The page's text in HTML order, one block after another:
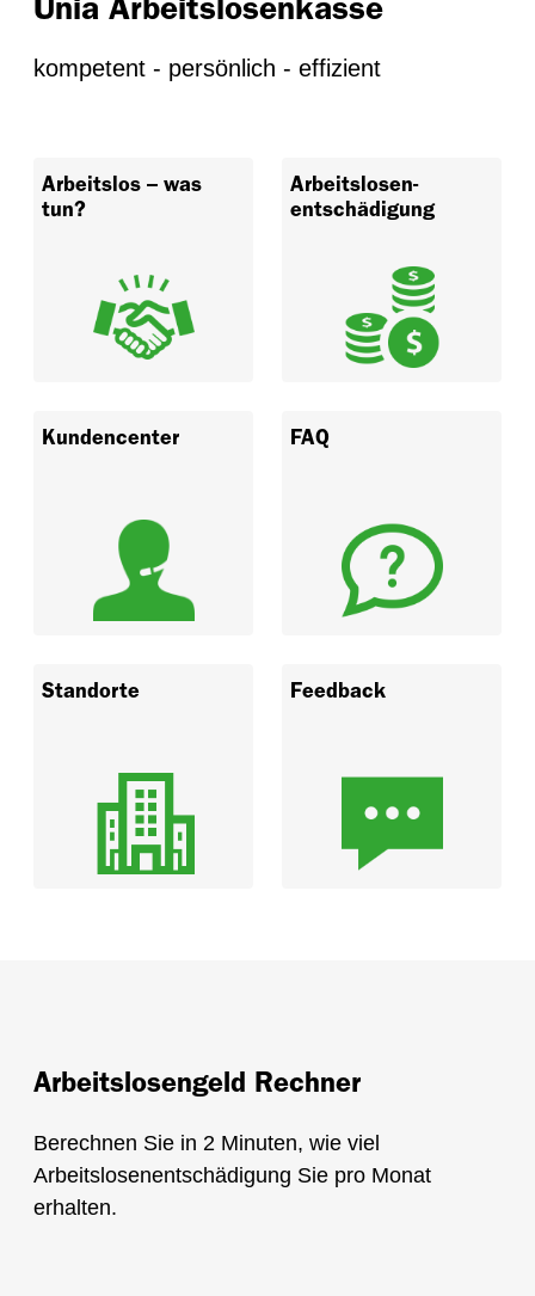
kompetent - persönlich - effizient
Arbeitslos – was
tun?
Arbeitslosen-
entschädigung
Kundencenter FAQ
Standorte Feedback
Arbeitslosengeld Rechner
Berechnen Sie in 2 Minuten, wie viel
Arbeitslosenentschädigung Sie pro Monat
erhalten.